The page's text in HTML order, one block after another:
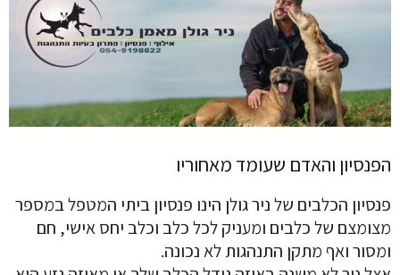
הפנסיון והאדם שעומד מאחוריו
פנסיון הכלבים של ניר גולן הינו פנסיון ביתי המטפל במספר
מצומצם של כלבים ומעניק לכל כלב וכלב יחס אישי, חם
ומסור ואף מתקן התנהגות לא נכונה.